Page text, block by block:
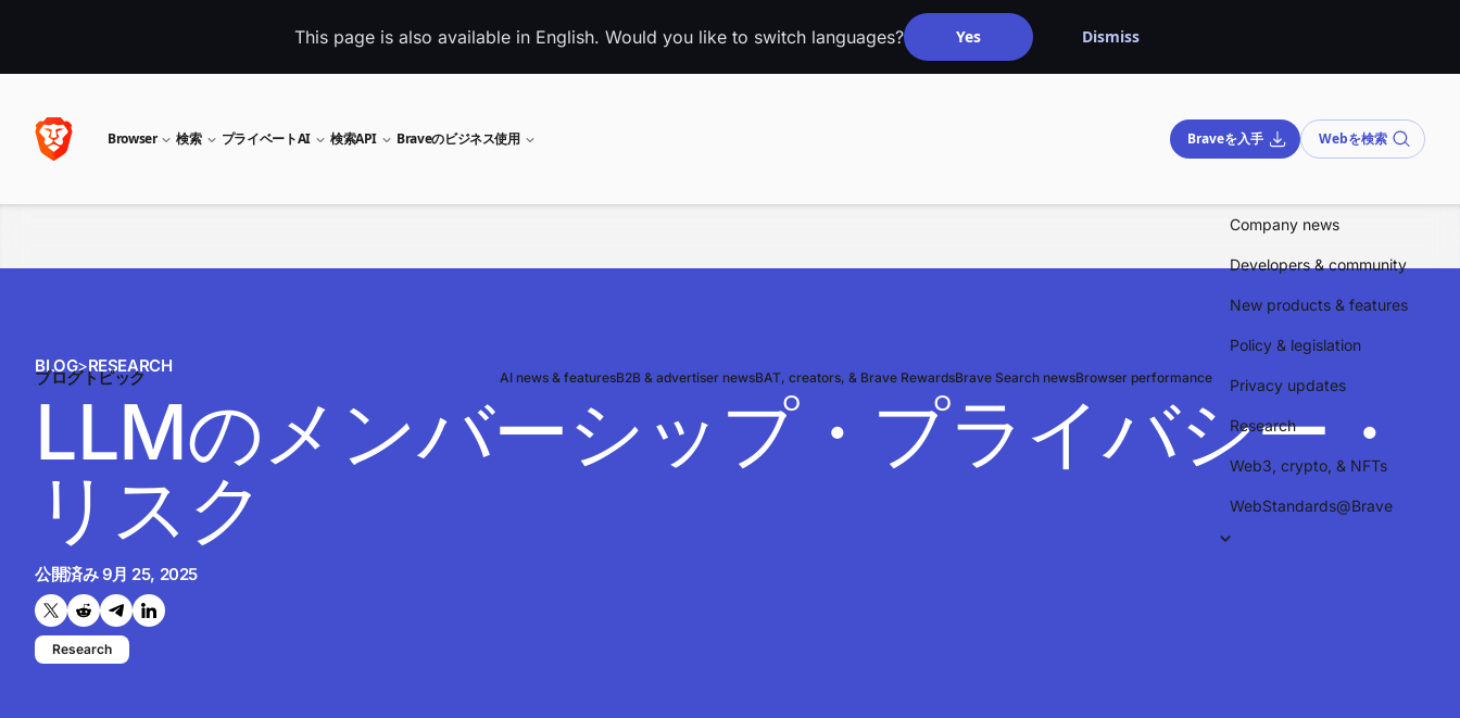
This page is also available in English. Would you like to switch languages? Yes Dismiss
Browser 検索 プライベートAI 検索API Braveのビジネス使用 Braveを入手 Webを検索
ブログトピック AI news & featuresB2B & advertiser newsBAT, creators, & Brave RewardsBrave Search newsBrowser performance
Company news
Developers & community
New products & features
Policy & legislation
Privacy updates
Research
Web3, crypto, & NFTs
WebStandards@Brave
BLOG>RESEARCH
LLMのメンバーシップ・プライバシー・
リスク
公開済み9月 25, 2025
Twitterで共有する
Reddit で共有
Telegramで共有
LinkedInで共有
Research